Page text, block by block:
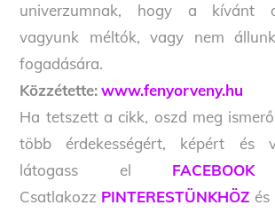
univerzumnak, hogy a kívánt
vagyunk méltók, vagy nem
fogadására.
Közzétette: www.fenyorveny.hu
Ha tetszett a cikk, oszd meg
több érdekességért, képért és
látogass el
Csatlakozz PINTERESTÜNKHÖZ és